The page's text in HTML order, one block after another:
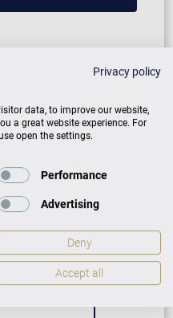
Fachleute
Privacy policy
data, to improve our website,
a great website experience. For
open the settings.
Performance
Advertising
Deny
Accept all